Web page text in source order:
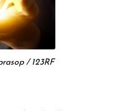
/ 123RF